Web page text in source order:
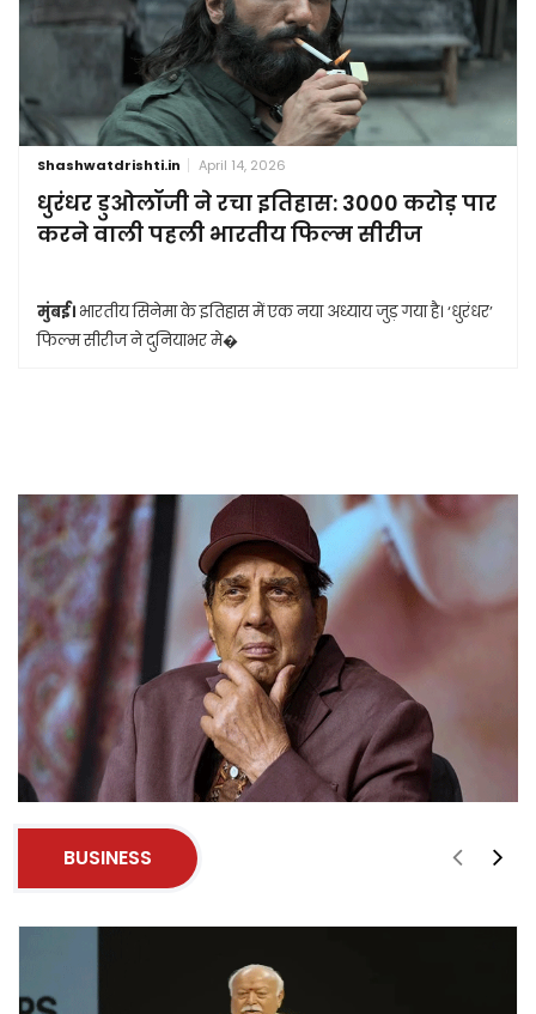
Shashwatdrishti.in April 14, 2026
धुरंधर डुओलॉजी ने रचा इतिहास: 3000 करोड़ पार
करने वाली पहली भारतीय फिल्म सीरीज
मुंबई। भारतीय सिनेमा के इतिहास में एक नया अध्याय जुड़ गया है। ‘धुरंधर’
फिल्म सीरीज ने दुनियाभर मे�
BUSINESS